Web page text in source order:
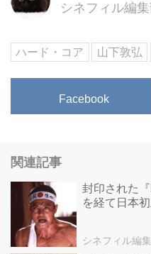
シネフィル編
ハード・コア 山下敦弘
Facebook
関連記事
封印された
を経て日本
シネフィル編